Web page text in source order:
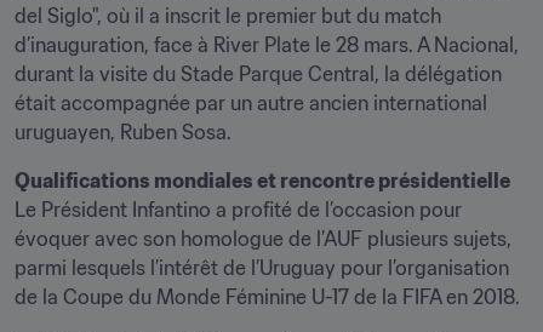
del Siglo", où il a inscrit le premier but du match
d’inauguration, face à River Plate le 28 mars. A Nacional,
durant la visite du Stade Parque Central, la délégation
était accompagnée par un autre ancien international
uruguayen, Ruben Sosa.
Qualifications mondiales et rencontre présidentielle
Le Président Infantino a profité de l’occasion pour
évoquer avec son homologue de l’AUF plusieurs sujets,
parmi lesquels l’intérêt de l’Uruguay pour l’organisation
de la Coupe du Monde Féminine U-17 de la FIFA en 2018.